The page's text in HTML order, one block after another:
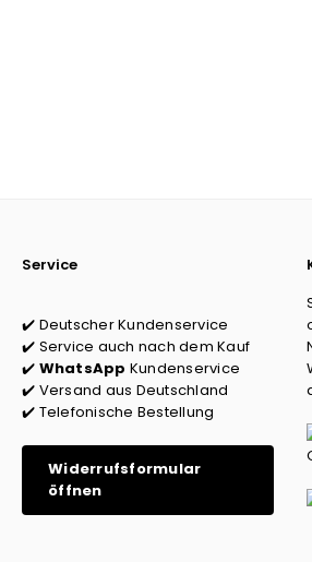
Service
✔️ Deutscher Kundenservice
✔️ Service auch nach dem Kauf
✔️ WhatsApp Kundenservice
✔️ Versand aus Deutschland
✔️ Telefonische Bestellung
Widerrufsformular
öffnen